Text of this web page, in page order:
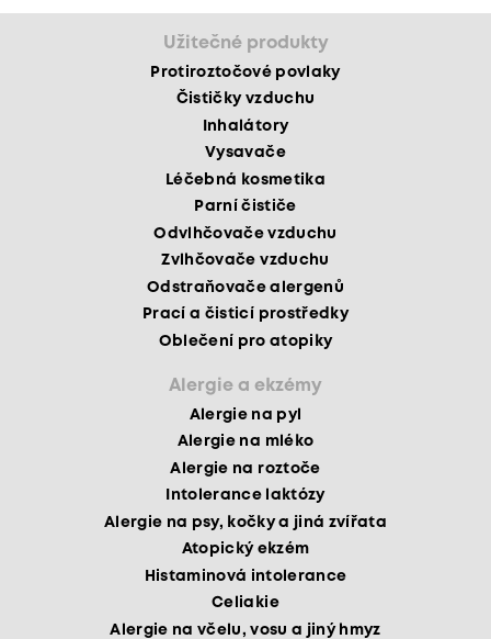
Užitečné produkty
Protiroztočové povlaky
Čističky vzduchu
Inhalátory
Vysavače
Léčebná kosmetika
Parní čističe
Odvlhčovače vzduchu
Zvlhčovače vzduchu
Odstraňovače alergenů
Prací a čisticí prostředky
Oblečení pro atopiky
Alergie a ekzémy
Alergie na pyl
Alergie na mléko
Alergie na roztoče
Intolerance laktózy
Alergie na psy, kočky a jiná zvířata
Atopický ekzém
Histaminová intolerance
Celiakie
Alergie na včelu, vosu a jiný hmyz